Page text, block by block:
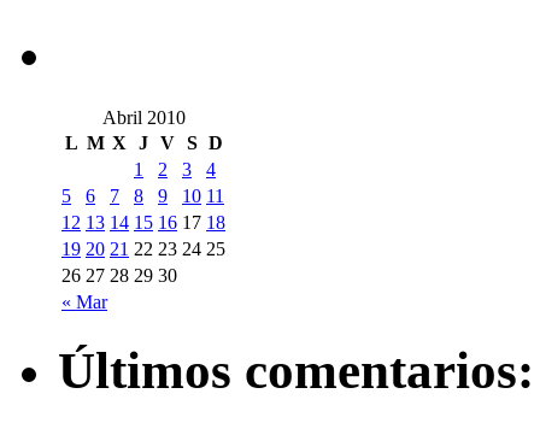
Abril 2010
L M X J V S D
« Mar
1 2 3
4
5
6 7 8 9 10 11
12 13 14 15 16 17 18
19 20 21 22 23 24 25
26 27 28 29 30
Últimos comentarios: